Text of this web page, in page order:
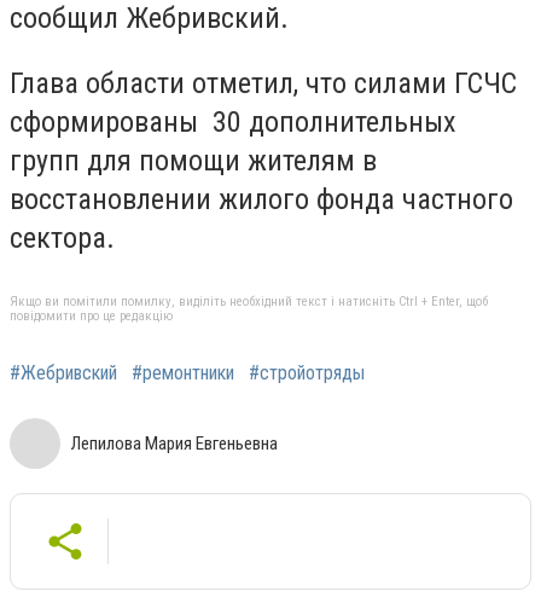
сообщил Жебривский.
Глава области отметил, что силами ГСЧС
сформированы 30 дополнительных
групп для помощи жителям в
восстановлении жилого фонда частного
сектора.
Якщо ви помітили помилку, виділіть необхідний текст і натисніть Ctrl + Enter, щоб
повідомити про це редакцію
#Жебривский #ремонтники #стройотряды
Лепилова Мария Евгеньевна